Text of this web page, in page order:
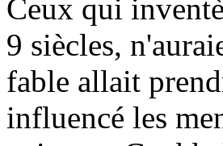
Ceux qui
9 siècles,
fable allait
influencé les